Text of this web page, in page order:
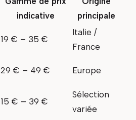
indicative
principale
19 € – 35 €
Italie /
France
29 € – 49 € Europe
15 € – 39 €
Sélection
variée